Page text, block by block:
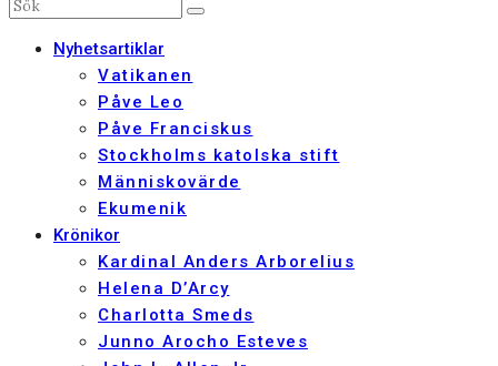
Nyhetsartiklar
Vatikanen
Påve Leo
Påve Franciskus
Stockholms katolska stift
Människovärde
Ekumenik
Krönikor
Kardinal Anders Arborelius
Helena D’Arcy
Charlotta Smeds
Junno Arocho Esteves